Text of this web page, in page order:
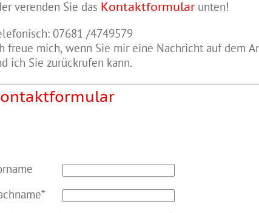
verenden Sie das Kontaktformular unten!
07681 /4749579
freue mich, wenn Sie mir eine Nachricht auf dem
ich Sie zurückrufen kann.